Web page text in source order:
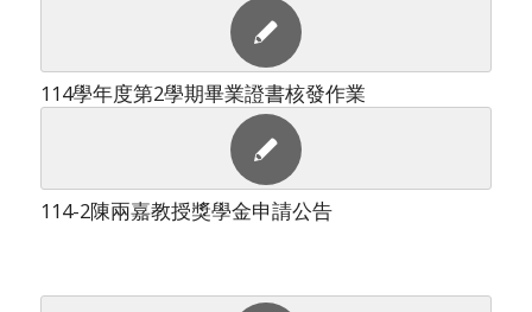
114學年度第2學期畢業證書核發作業
114-2陳兩嘉教授獎學金申請公告